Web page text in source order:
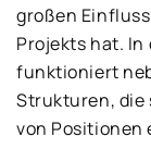
großen
Projekts hat.
funktioniert
Strukturen, die
von Positionen